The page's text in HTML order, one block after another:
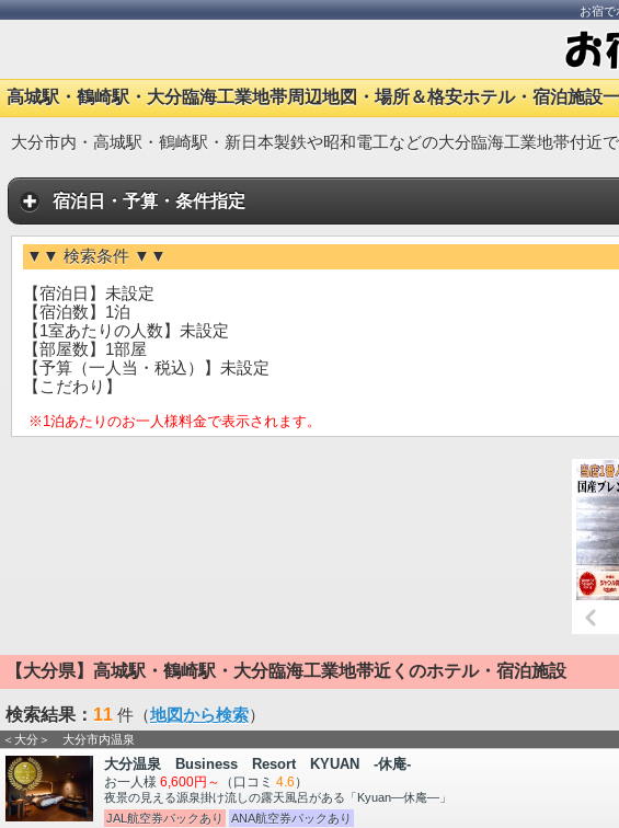
お宿
高城駅・鶴崎駅・大分臨海工業地帯周辺地図・場所＆格安ホテル・宿泊施設
大分市内・高城駅・鶴崎駅・新日本製鉄や昭和電工などの大分臨海工業地帯付
宿泊日・予算・条件指定
▼▼ 検索条件 ▼▼
【宿泊日】未設定
【宿泊数】1泊
【1室あたりの人数】未設定
【部屋数】1部屋
【予算（一人当・税込）】未設定
【こだわり】
※1泊あたりのお一人様料金で表示されます。
【大分県】高城駅・鶴崎駅・大分臨海工業地帯近くのホテル・宿泊施設
検索結果： 11 件（地図から検索）
＜大分＞ 大分市内温泉
大分温泉 Business Resort KYUAN -休庵-
お一人様 6,600円～ （口コミ 4.6 ）
夜景の見える源泉掛け流しの露天風呂がある「Kyuan―休庵―」
JAL航空券パックあり
ANA航空券パックあり